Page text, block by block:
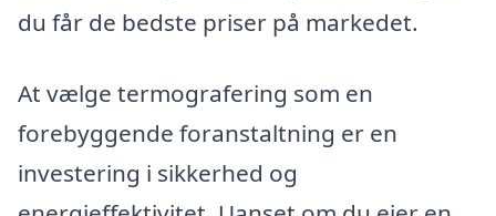
du får de bedste priser på markedet.
At vælge termografering som en
forebyggende foranstaltning er en
investering i sikkerhed og